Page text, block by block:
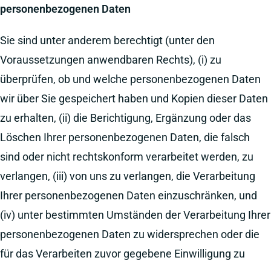
personenbezogenen Daten
Sie sind unter anderem berechtigt (unter den
Voraussetzungen anwendbaren Rechts), (i) zu
überprüfen, ob und welche personenbezogenen Daten
wir über Sie gespeichert haben und Kopien dieser Daten
zu erhalten, (ii) die Berichtigung, Ergänzung oder das
Löschen Ihrer personenbezogenen Daten, die falsch
sind oder nicht rechtskonform verarbeitet werden, zu
verlangen, (iii) von uns zu verlangen, die Verarbeitung
Ihrer personenbezogenen Daten einzuschränken, und
(iv) unter bestimmten Umständen der Verarbeitung Ihrer
personenbezogenen Daten zu widersprechen oder die
für das Verarbeiten zuvor gegebene Einwilligung zu